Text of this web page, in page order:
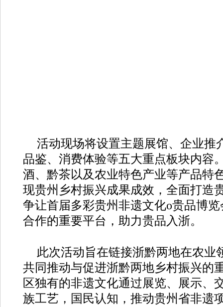
活动现场将设置主题展馆、企业推
品鉴、消费体验等五大重点板块内容
酒、黔茶以及农业特色产业等产品特
现贵州乡村振兴成果成效，全面打造
争让首届多彩贵州非遗文化o贵品博
合作的重要平台，助力贵品入浙。
此次活动旨在链接浙黔两地在农业
共同推动与促进浙黔两地乡村振兴的
区独有的非遗文化通过展览、展示、
族工艺，国民认知，推动贵州省非遗